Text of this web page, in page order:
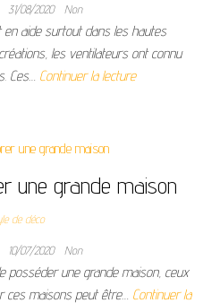
31/08/2020 Non
aide surtout dans les hautes
les ventilateurs ont connu
Ces… Continuer la lecture
une grande maison
de déco
10/07/2020 Non
posséder une grande maison, ceux
ces maisons peut être… Continuer la